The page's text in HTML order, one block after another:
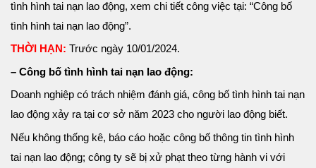
tình hình tai nạn lao động, xem chi tiết công việc tại: “Công bố
tình hình tai nạn lao động”.
THỜI HẠN: Trước ngày 10/01/2024.
– Công bố tình hình tai nạn lao động:
Doanh nghiệp có trách nhiệm đánh giá, công bố tình hình tai nạn
lao động xảy ra tại cơ sở năm 2023 cho người lao động biết.
Nếu không thống kê, báo cáo hoặc công bố thông tin tình hình
tai nạn lao động; công ty sẽ bị xử phạt theo từng hành vi với